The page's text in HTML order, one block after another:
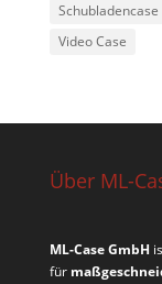
Schubladencase
Video Case
Über ML-
ML-Case GmbH
für